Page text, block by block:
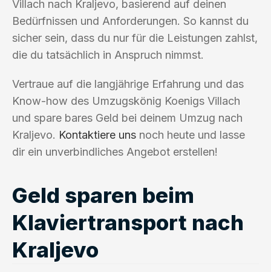
Villach nach Kraljevo, basierend auf deinen
Bedürfnissen und Anforderungen. So kannst du
sicher sein, dass du nur für die Leistungen zahlst,
die du tatsächlich in Anspruch nimmst.
Vertraue auf die langjährige Erfahrung und das
Know-how des Umzugskönig Koenigs Villach
und spare bares Geld bei deinem Umzug nach
Kraljevo. Kontaktiere uns noch heute und lasse
dir ein unverbindliches Angebot erstellen!
Geld sparen beim
Klaviertransport nach
Kraljevo